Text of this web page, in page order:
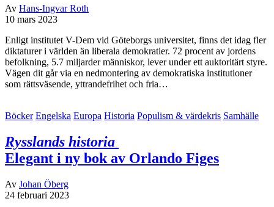
Av Hans-Ingvar Roth
10 mars 2023
Enligt institutet V-Dem vid Göteborgs universitet, finns det idag fler
diktaturer i världen än liberala demokratier. 72 procent av jordens
befolkning, 5.7 miljarder människor, lever under ett auktoritärt styre.
Vägen dit går via en nedmontering av demokratiska institutioner
som rättsväsende, yttrandefrihet och fria…
Böcker Engelska Europa Historia Populism & värdekris Samhälle
Rysslands historia
Elegant i ny bok av Orlando Figes
Av Johan Öberg
24 februari 2023